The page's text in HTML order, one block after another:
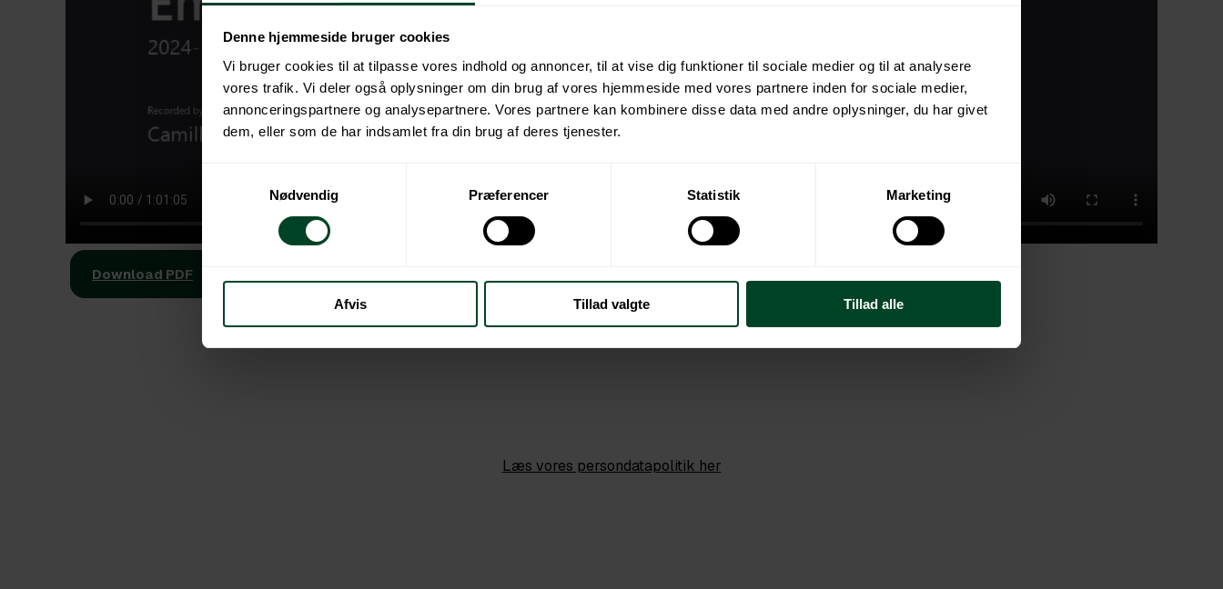
Denne hjemmeside bruger cookies
Vi bruger cookies til at tilpasse vores indhold og annoncer, til at vise dig funktioner til sociale medier og til at analysere
vores trafik. Vi deler også oplysninger om din brug af vores hjemmeside med vores partnere inden for sociale medier,
annonceringspartnere og analysepartnere. Vores partnere kan kombinere disse data med andre oplysninger, du har givet
dem, eller som de har indsamlet fra din brug af deres tjenester.
Nødvendig
Præferencer Statistik Marketing
Afvis Tillad valgte Tillad alle
Download PDF
Læs vores persondatapolitik her